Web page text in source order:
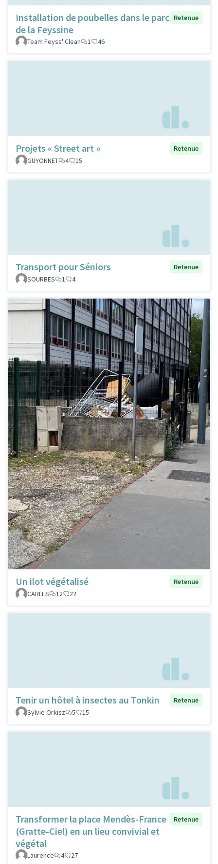
Installation de poubelles dans le parc
de la Feyssine
Retenue
Team Feyss' Clean 1 46
Projets « Street art »
Retenue
GUYONNET
4 15
Transport pour Séniors
Retenue
SOURBES
1 4
Un ilot végétalisé
Retenue
CARLES
12 22
Tenir un hôtel à insectes au Tonkin
Retenue
Sylvie Orkisz
5 15
Transformer la place Mendès-France
(Gratte-Ciel) en un lieu convivial et
végétal
Retenue
Laurence 4 27